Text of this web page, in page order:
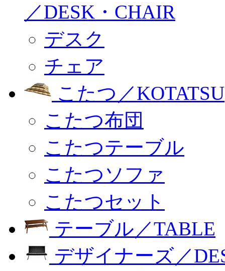
／DESK・CHAIR
デスク
チェア
こたつ／KOTATSU
こたつ布団
こたつテーブル
こたつソファ
こたつセット
テーブル／TABLE
デザイナーズ／